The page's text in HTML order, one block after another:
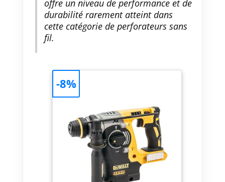
offre un niveau de performance et de
durabilité rarement atteint dans
cette catégorie de perforateurs sans
fil.
-8%